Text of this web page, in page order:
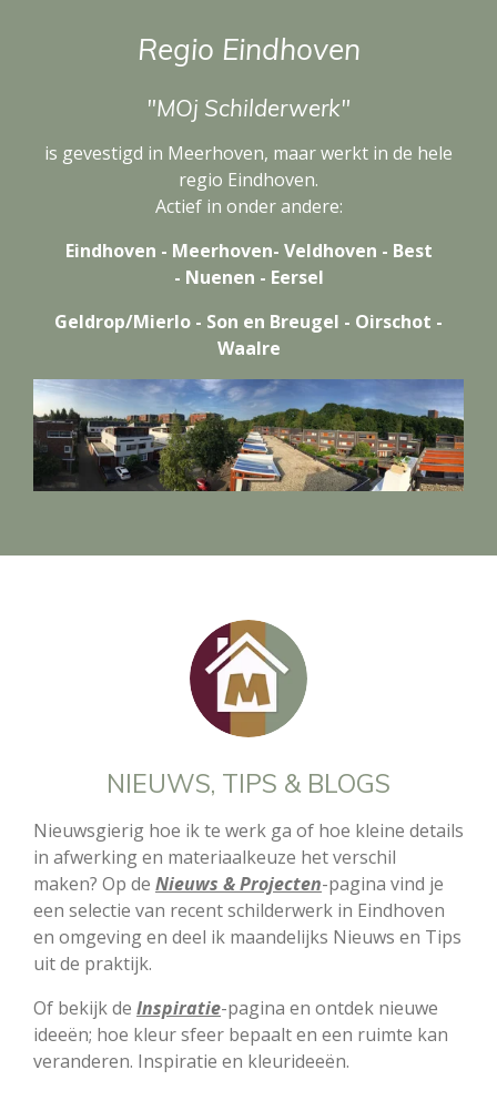
Regio Eindhoven
"MOj Schilderwerk"
is gevestigd in Meerhoven, maar werkt in de hele
regio Eindhoven.
Actief in onder andere:
Eindhoven - Meerhoven- Veldhoven - Best
- Nuenen - Eersel
Geldrop/Mierlo - Son en Breugel - Oirschot -
Waalre
NIEUWS, TIPS & BLOGS
Nieuwsgierig hoe ik te werk ga of hoe kleine details
in afwerking en materiaalkeuze het verschil
maken? Op de Nieuws & Projecten-pagina vind je
een selectie van recent schilderwerk in Eindhoven
en omgeving en deel ik maandelijks Nieuws en Tips
uit de praktijk.
Of bekijk de Inspiratie-pagina en ontdek nieuwe
ideeën; hoe kleur sfeer bepaalt en een ruimte kan
veranderen. Inspiratie en kleurideeën.